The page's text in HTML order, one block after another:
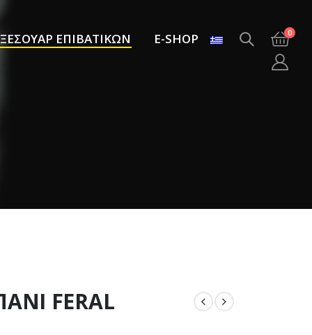
ΕΠΙΒΑΤΙΚΩΝ E-SHOP 0
FERAL